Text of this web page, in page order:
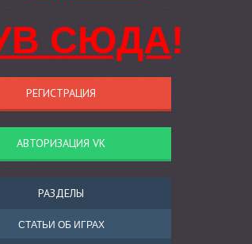
СЮДА!
РЕГИСТРАЦИЯ
АВТОРИЗАЦИЯ VK
РАЗДЕЛЫ
СТАТЬИ ОБ ИГРАХ